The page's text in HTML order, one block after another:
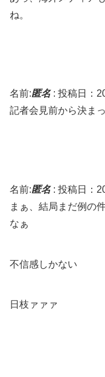
ね。
名前:匿名: 投稿日：
記者会見前から決ま
名前:匿名: 投稿日：
まぁ、結局まだ例の
なぁ
不信感しかない
日枝ァァァ